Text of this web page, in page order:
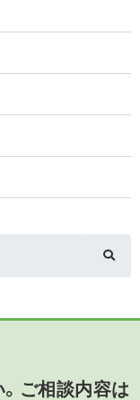
ご相談内容は